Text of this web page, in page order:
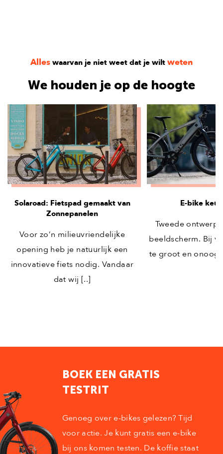
Alles waarvan je niet weet dat je wilt weten
We houden je op de hoogte
Solaroad: Fietspad gemaakt van
Zonnepanelen
Voor zo’n milieuvriendelijke
opening heb je natuurlijk een
innovatieve fiets nodig. Vandaar
dat wij [..]
E-bike
Tweede
beeldscherm. Bij
te groot en
BOEK EEN GRATIS
TESTRIT
Genoeg over e-bikes gelezen? Tijd
voor actie. Je kunt gratis een e-bike
bij ons komen testen. De koffie staat